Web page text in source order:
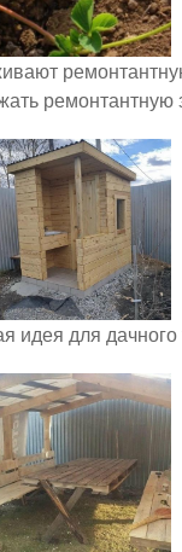
ремонтантную
идея для дачного